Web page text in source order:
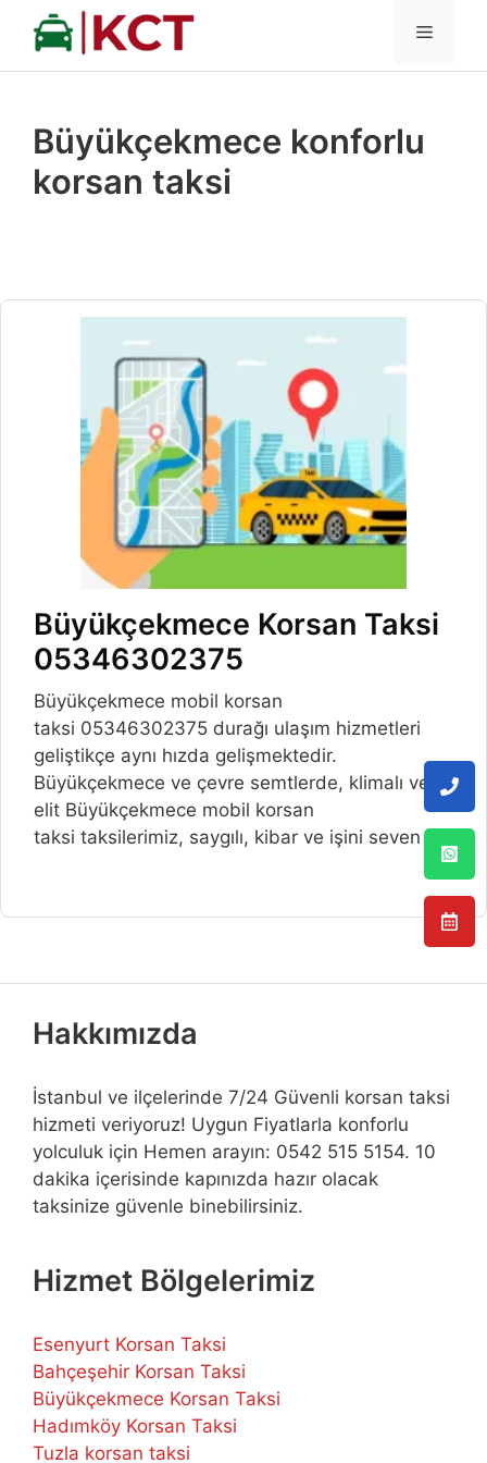
İçeriğe
MENÜ
Büyükçekmece konforlu
korsan taksi
Büyükçekmece Korsan Taksi
05346302375
Büyükçekmece mobil korsan
taksi 05346302375 durağı ulaşım hizmetleri
geliştikçe aynı hızda gelişmektedir.
Büyükçekmece ve çevre semtlerde, klimalı ve
elit Büyükçekmece mobil korsan
taksi taksilerimiz, saygılı, kibar ve işini seven
Hakkımızda
İstanbul ve ilçelerinde 7/24 Güvenli korsan taksi
hizmeti veriyoruz! Uygun Fiyatlarla konforlu
yolculuk için Hemen arayın: 0542 515 5154. 10
dakika içerisinde kapınızda hazır olacak
taksinize güvenle binebilirsiniz.
Hizmet Bölgelerimiz
Esenyurt Korsan Taksi
Bahçeşehir Korsan Taksi
Büyükçekmece Korsan Taksi
Hadımköy Korsan Taksi
Tuzla korsan taksi